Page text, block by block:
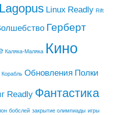
Lagopus Linux Readly Rift
Герберт
Каляка-Маляка Кино
Корабль Обновления Полки
Readly Фантастика
бобслей закрытие олимпиады игры